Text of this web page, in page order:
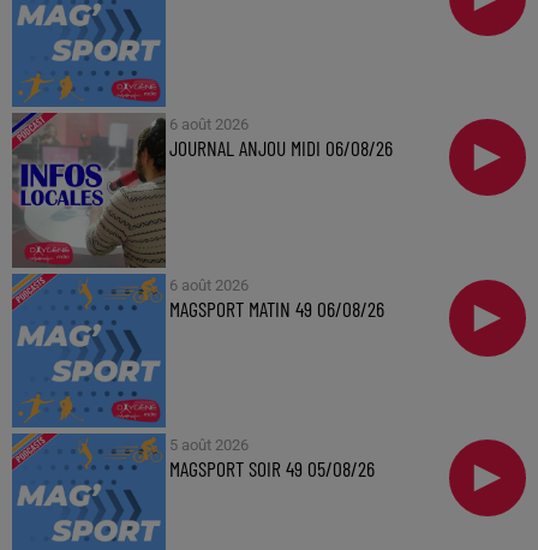
6 août 2026
JOURNAL ANJOU MIDI 06/08/26
6 août 2026
MAGSPORT MATIN 49 06/08/26
5 août 2026
MAGSPORT SOIR 49 05/08/26